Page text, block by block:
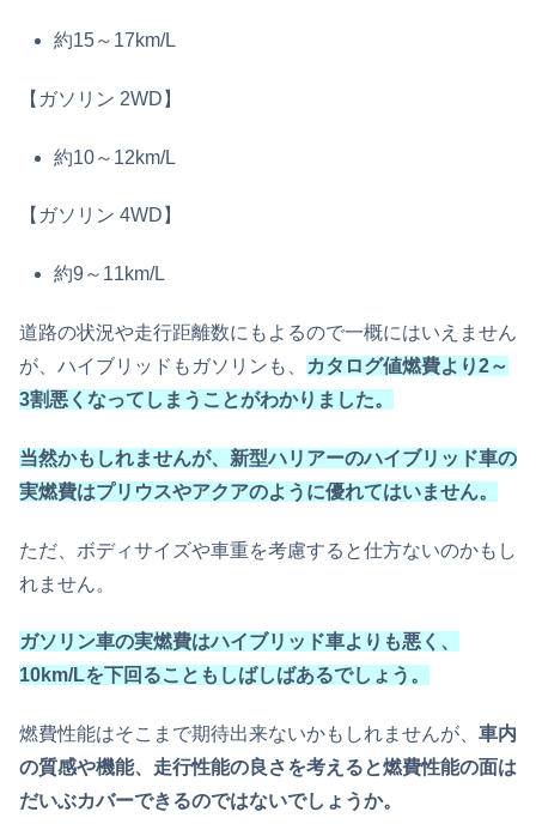
約15～17km/L
【ガソリン 2WD】
約10～12km/L
【ガソリン 4WD】
約9～11km/L
道路の状況や走行距離数にもよるので一概にはいえません
が、ハイブリッドもガソリンも、
カタログ値燃費より2～
3割悪くなってしまうことがわかりました。
当然かもしれませんが、新型ハリアーのハイブリッド車の
実燃費はプリウスやアクアのように優れてはいません。
ただ、ボディサイズや車重を考慮すると仕方ないのかもし
れません。
ガソリン車の実燃費はハイブリッド車よりも悪く、
10km/Lを下回ることもしばしばあるでしょう。
燃費性能はそこまで期待出来ないかもしれませんが、 車内
の質感や機能、走行性能の良さを考えると燃費性能の面は
だいぶカバーできるのではないでしょうか。